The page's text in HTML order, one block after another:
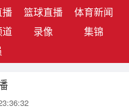
播 篮球直播
体育新闻
道 录像
集锦